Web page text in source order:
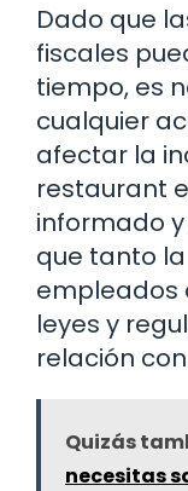
Dado que
fiscales
tiempo, es
cualquier
afectar la
restaurant
informado
que tanto
empleados
leyes y
relación
Quizás
necesitas